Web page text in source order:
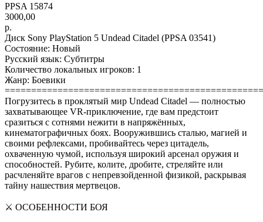
PPSA 15874
3000,00
р.
Диск Sony PlayStation 5 Undead Citadel (PPSA 03541)
Состояние: Новый
Русский язык: Субтитры
Количество локальных игроков: 1
Жанр: Боевики
Погрузитесь в проклятый мир Undead Citadel — полностью
захватывающее VR-приключение, где вам предстоит
сразиться с сотнями нежити в напряжённых,
кинематографичных боях. Вооружившись сталью, магией и
своими рефлексами, пробивайтесь через цитадель,
охваченную чумой, используя широкий арсенал оружия и
способностей. Рубите, колите, дробите, стреляйте или
расчленяйте врагов с непревзойденной физикой, раскрывая
тайну нашествия мертвецов.
⚔️ ОСОБЕННОСТИ БОЯ